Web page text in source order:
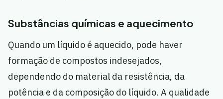
Substâncias químicas e aquecimento
Quando um líquido é aquecido, pode haver
formação de compostos indesejados,
dependendo do material da resistência, da
potência e da composição do líquido. A qualidade